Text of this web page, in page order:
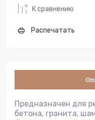
К сравнению
Распечатать
Предназначен для
бетона, гранита,